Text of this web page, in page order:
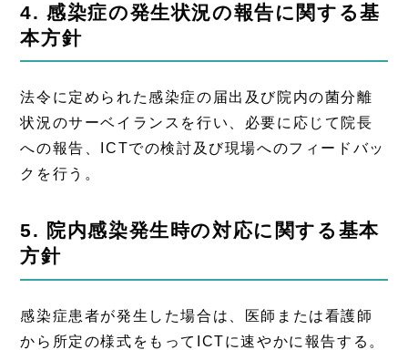
4. 感染症の発生状況の報告に関する基
本方針
法令に定められた感染症の届出及び院内の菌分離
状況のサーベイランスを行い、必要に応じて院長
への報告、ICTでの検討及び現場へのフィードバッ
クを行う。
5. 院内感染発生時の対応に関する基本
方針
感染症患者が発生した場合は、医師または看護師
から所定の様式をもってICTに速やかに報告する。